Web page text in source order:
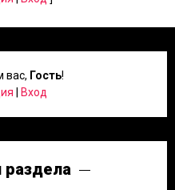
вас, Гость!
Вход
раздела